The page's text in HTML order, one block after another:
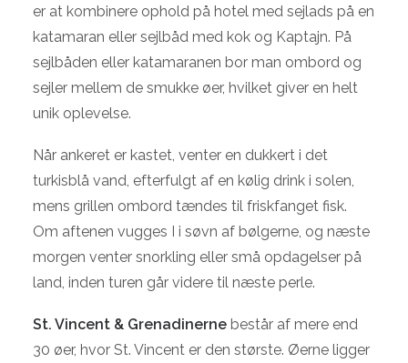
er at kombinere ophold på hotel med sejlads på en
katamaran eller sejlbåd med kok og Kaptajn. På
sejlbåden eller katamaranen bor man ombord og
sejler mellem de smukke øer, hvilket giver en helt
unik oplevelse.
Når ankeret er kastet, venter en dukkert i det
turkisblå vand, efterfulgt af en kølig drink i solen,
mens grillen ombord tændes til friskfanget fisk.
Om aftenen vugges I i søvn af bølgerne, og næste
morgen venter snorkling eller små opdagelser på
land, inden turen går videre til næste perle.
St. Vincent & Grenadinerne består af mere end
30 øer, hvor St. Vincent er den største. Øerne ligger